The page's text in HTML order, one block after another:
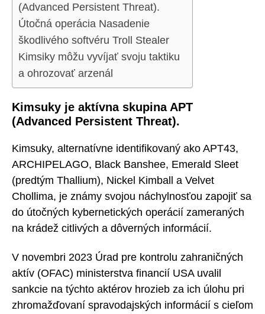
(Advanced Persistent Threat).
Útočná operácia Nasadenie
škodlivého softvéru Troll Stealer
Kimsiky môžu vyvíjať svoju taktiku
a ohrozovať arzenál
Kimsuky je aktívna skupina APT
(Advanced Persistent Threat).
Kimsuky, alternatívne identifikovaný ako APT43,
ARCHIPELAGO, Black Banshee, Emerald Sleet
(predtým Thallium), Nickel Kimball a Velvet
Chollima, je známy svojou náchylnosťou zapojiť sa
do útočných kybernetických operácií zameraných
na krádež citlivých a dôverných informácií.
V novembri 2023 Úrad pre kontrolu zahraničných
aktív (OFAC) ministerstva financií USA uvalil
sankcie na týchto aktérov hrozieb za ich úlohu pri
zhromažďovaní spravodajských informácií s cieľom